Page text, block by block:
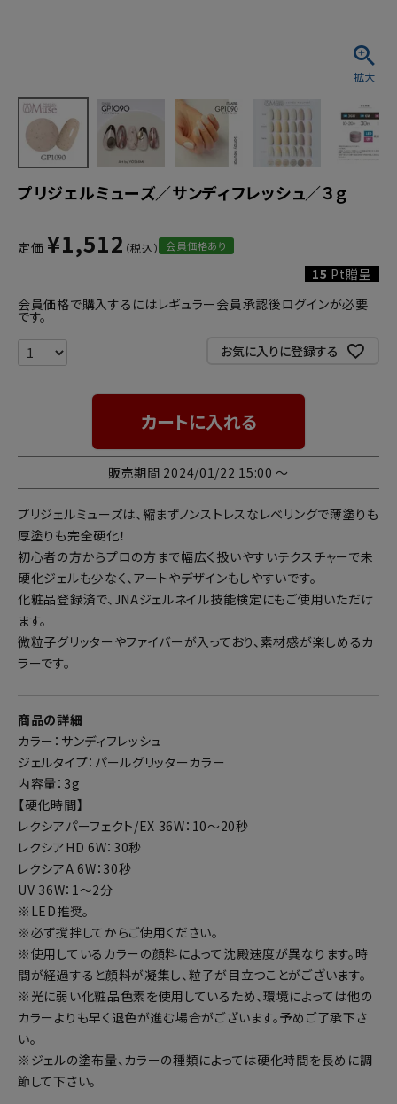
プリジェルミューズ／サンディフレッシュ／３ｇ
定価 ¥1,512 会員価格あり
15 Pt贈呈
会員価格で購入するにはレギュラー会員承認後ログインが必要
です。
お気に入りに登録する
カートに入れる
販売期間 2024/01/22 15:00 〜
プリジェルミューズは、縮まずノンストレスなレベリングで薄塗りも
厚塗りも完全硬化！
初心者の方からプロの方まで幅広く扱いやすいテクスチャーで未
硬化ジェルも少なく、アートやデザインもしやすいです。
化粧品登録済で、JNAジェルネイル技能検定にもご使用いただけ
ます。
微粒子グリッターやファイバーが入っており、素材感が楽しめるカ
ラーです。
商品の詳細
カラー：サンディフレッシュ
ジェルタイプ：パールグリッターカラー
内容量：3g
【硬化時間】
レクシアパーフェクト/EX 36W：10～20秒
レクシアHD 6W：30秒
レクシアA 6W：30秒
UV 36W：1～2分
※LED推奨。
※必ず撹拌してからご使用ください。
※使用しているカラーの顔料によって沈殿速度が異なります。時
間が経過すると顔料が凝集し、粒子が目立つことがございます。
※光に弱い化粧品色素を使用しているため、環境によっては他の
カラーよりも早く退色が進む場合がございます。予めご了承下さ
い。
※ジェルの塗布量、カラーの種類によっては硬化時間を長めに調
節して下さい。